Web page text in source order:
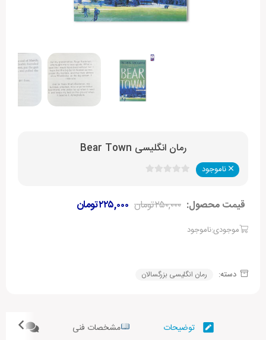
رمان انگلیسی Bear Town
ناموجود
قیمت محصول: تومان۲۵۰,۰۰۰ تومان۲۲۵,۰۰۰
موجودی:ناموجود
دسته: رمان انگلیسی بزرگسالان
توضیحات مشخصات فنی